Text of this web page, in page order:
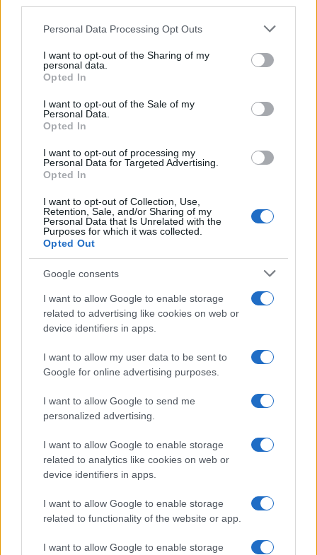
Please note that this website/app uses one or more Google
not limited to your visit or usage behaviour. You may click to
grant or deny consent to Google and its third-party tags to
use your data for below specified purposes in below Google
consent section.
Personal Data Processing Opt Outs
I want to opt-out of the Sharing of my
personal data.
Opted In
I want to opt-out of the Sale of my
Personal Data.
Opted In
I want to opt-out of processing my
Personal Data for Targeted Advertising.
Opted In
I want to opt-out of Collection, Use,
Retention, Sale, and/or Sharing of my
Personal Data that Is Unrelated with the
Purposes for which it was collected.
Opted Out
Google consents
I want to allow Google to enable storage
related to advertising like cookies on web or
device identifiers in apps.
I want to allow my user data to be sent to
Google for online advertising purposes.
I want to allow Google to send me
personalized advertising.
I want to allow Google to enable storage
related to analytics like cookies on web or
device identifiers in apps.
I want to allow Google to enable storage
related to functionality of the website or app.
I want to allow Google to enable storage
Sigue leyendo